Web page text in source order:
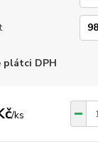
plátci DPH
/ks